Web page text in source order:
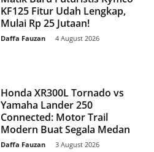
KF125 Fitur Udah Lengkap,
Mulai Rp 25 Jutaan!
Daffa Fauzan 4 August 2026
Honda XR300L Tornado vs
Yamaha Lander 250
Connected: Motor Trail
Modern Buat Segala Medan
Daffa Fauzan 3 August 2026